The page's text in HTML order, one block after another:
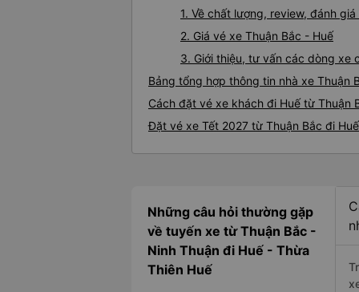
1. Về chất lượng, review, đánh
2. Giá vé xe Thuận Bắc - Huế
3. Giới thiệu, tư vấn các dòng xe
Bảng tổng hợp thông tin nhà xe Thuận
Cách đặt vé xe khách đi Huế từ Thuận
Đặt vé xe Tết 2027 từ Thuận Bắc đi Huế
Những câu hỏi thường gặp
về tuyến xe từ Thuận Bắc -
Ninh Thuận đi Huế - Thừa
Thiên Huế